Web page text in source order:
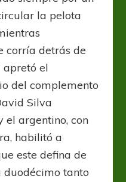
la pelota
corría detrás de
apretó el
del complemento
Silva
el argentino, con
habilitó a
este defina de
duodécimo tanto